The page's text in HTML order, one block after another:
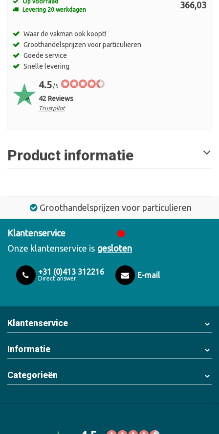
Levering 20 werkdagen
366,03
Waar de vakman ook koopt!
Groothandelsprijzen voor particulieren
Goede service
Snelle levering
4.5 /5
42 Reviews
Trustpilot
Product informatie
Groothandelsprijzen voor particulieren
Klantenservice
Onze klantenservice is gesloten
+31 (0)413 312216
Direct answer E-mail
Klantenservice
Informatie
Categorieën